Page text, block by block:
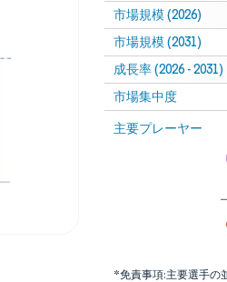
市場規模 (2026)
市場規模 (2031)
成長率 (2026 - 2031)
市場集中度
主要プレーヤー
*免責事項:主要選手の
画像 © Mordor
。再利用にはCC BY 4.0の表示が必要です。